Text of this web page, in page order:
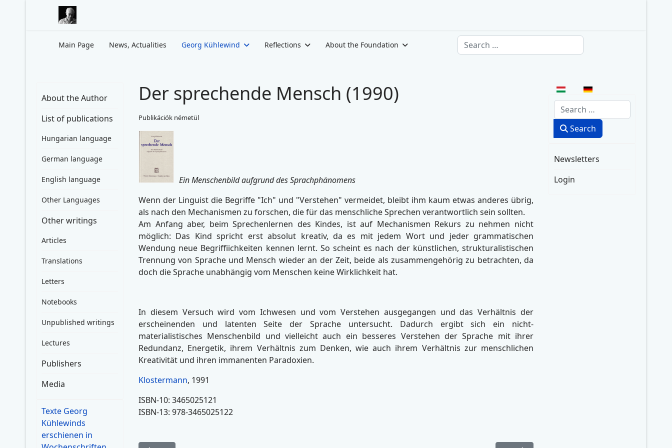
Main Page News, Actualities Georg Kühlewind Reflections About the Foundation Search
About the Author
List of publications
Hungarian language
German language
English language
Other Languages
Other writings
Articles
Translations
Letters
Notebooks
Unpublished writings
Lectures
Publishers
Media
Texte Georg
Kühlewinds
erschienen in
Der sprechende Mensch (1990)
Publikációk németül
Ein Menschenbild aufgrund des Sprachphänomens
Wenn der Linguist die Begriffe "Ich" und "Verstehen" vermeidet, bleibt ihm kaum etwas anderes übrig,
als nach den Mechanismen zu forschen, die für das menschliche Sprechen verantwortlich sein sollten.
Am Anfang aber, beim Sprechenlernen des Kindes, ist auf Mechanismen Rekurs zu nehmen nicht
möglich: Das Kind spricht erst absolut kreativ, da es mit jedem Wort und jeder grammatischen
Wendung neue Begriffiichkeiten kennen lernt. So scheint es nach der künstlichen, strukturalistischen
Trennung von Sprache und Mensch wieder an der Zeit, beide als zusammengehörig zu betrachten, da
doch die Sprache unabhängig vom Menschen keine Wirklichkeit hat.
In diesem Versuch wird vom Ichwesen und vom Verstehen ausgegangen und das Verhältnis der
erscheinenden und latenten Seite der Sprache untersucht. Dadurch ergibt sich ein nicht-
materialistisches Menschenbild und vielleicht auch ein besseres Verstehen der Sprache mit ihrer
Redundanz, Energetik, ihrem Verhältnis zum Denken, wie auch ihrem Verhältnis zur menschlichen
Kreativität und ihren immanenten Paradoxien.
Klostermann, 1991
ISBN-10: 3465025121
ISBN-13: 978-3465025122
Select your language
Search
Search
Newsletters
Login